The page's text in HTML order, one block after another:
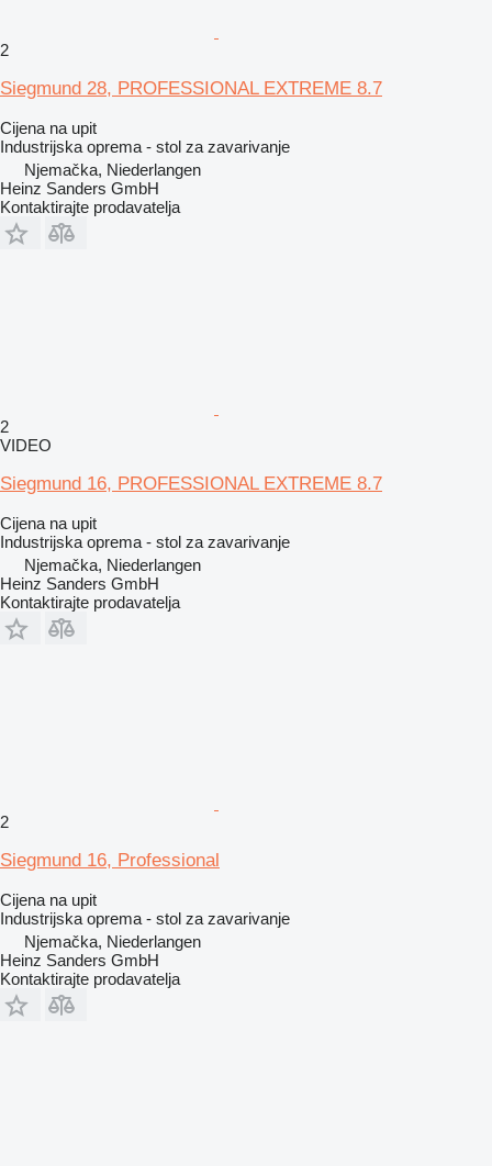
2
Siegmund 28, PROFESSIONAL EXTREME 8.7
Cijena na upit
Industrijska oprema - stol za zavarivanje
Njemačka, Niederlangen
Heinz Sanders GmbH
Kontaktirajte prodavatelja
2
VIDEO
Siegmund 16, PROFESSIONAL EXTREME 8.7
Cijena na upit
Industrijska oprema - stol za zavarivanje
Njemačka, Niederlangen
Heinz Sanders GmbH
Kontaktirajte prodavatelja
2
Siegmund 16, Professional
Cijena na upit
Industrijska oprema - stol za zavarivanje
Njemačka, Niederlangen
Heinz Sanders GmbH
Kontaktirajte prodavatelja